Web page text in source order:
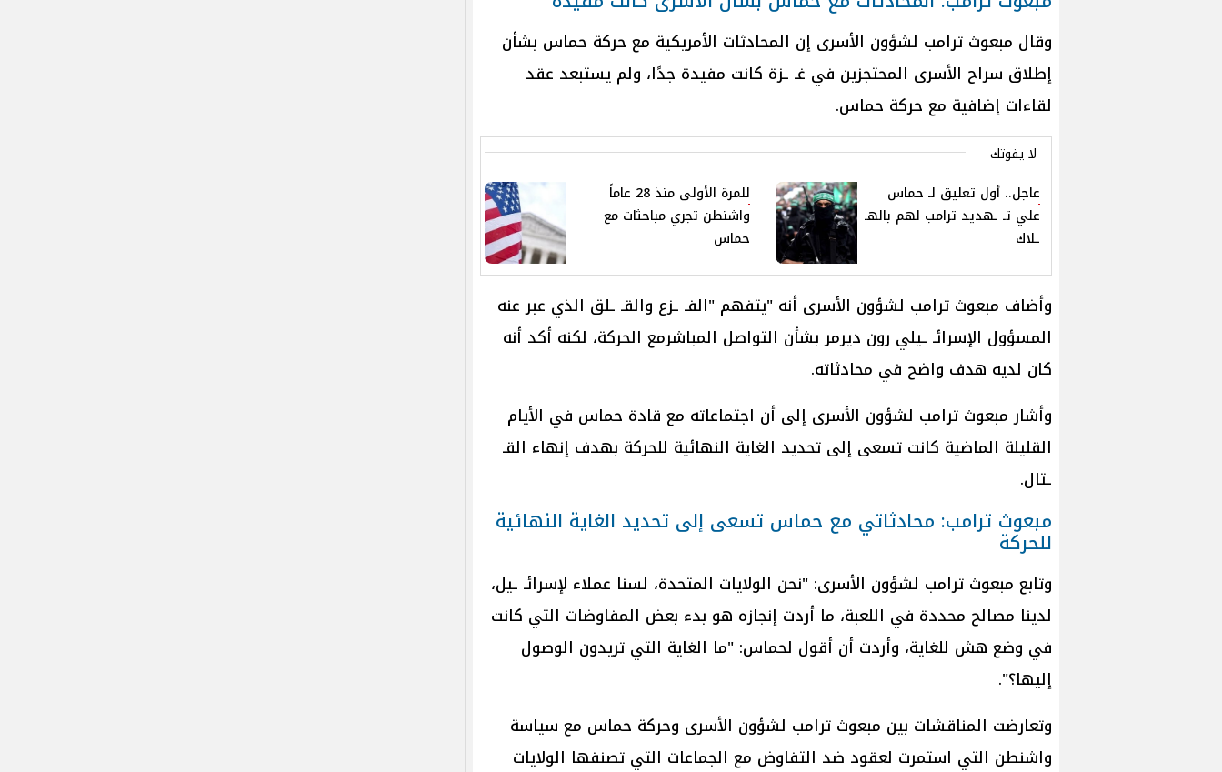
وقال مبعوث ترامب لشؤون الأسرى إن المحادثات الأمريكية مع حركة حماس بشأن
إطلاق سراح الأسرى المحتجزين في غـ ـزة كانت مفيدة جدًا، ولم يستبعد عقد
لقاءات إضافية مع حركة حماس.
لا يفوتك
عاجل.. أول تعليق لـ حماس
علي تـ ـهديد ترامب لهم بالهـ
ـلاك
للمرة الأولى منذ 28 عاماً
واشنطن تجري مباحثات مع
حماس
وأضاف مبعوث ترامب لشؤون الأسرى أنه "يتفهم "الفـ ـزع والقـ ـلق الذي عبر عنه
المسؤول الإسرائـ ـيلي رون ديرمر بشأن التواصل المباشرمع الحركة، لكنه أكد أنه
كان لديه هدف واضح في محادثاته.
وأشار مبعوث ترامب لشؤون الأسرى إلى أن اجتماعاته مع قادة حماس في الأيام
القليلة الماضية كانت تسعى إلى تحديد الغاية النهائية للحركة بهدف إنهاء القـ
ـتال.
مبعوث ترامب: محادثاتي مع حماس تسعى إلى تحديد الغاية النهائية
للحركة
وتابع مبعوث ترامب لشؤون الأسرى: "نحن الولايات المتحدة، لسنا عملاء لإسرائـ ـيل،
لدينا مصالح محددة في اللعبة، ما أردت إنجازه هو بدء بعض المفاوضات التي كانت
في وضع هش للغاية، وأردت أن أقول لحماس: "ما الغاية التي تريدون الوصول
إليها؟".
وتعارضت المناقشات بين مبعوث ترامب لشؤون الأسرى وحركة حماس مع سياسة
واشنطن التي استمرت لعقود ضد التفاوض مع الجماعات التي تصنفها الولايات